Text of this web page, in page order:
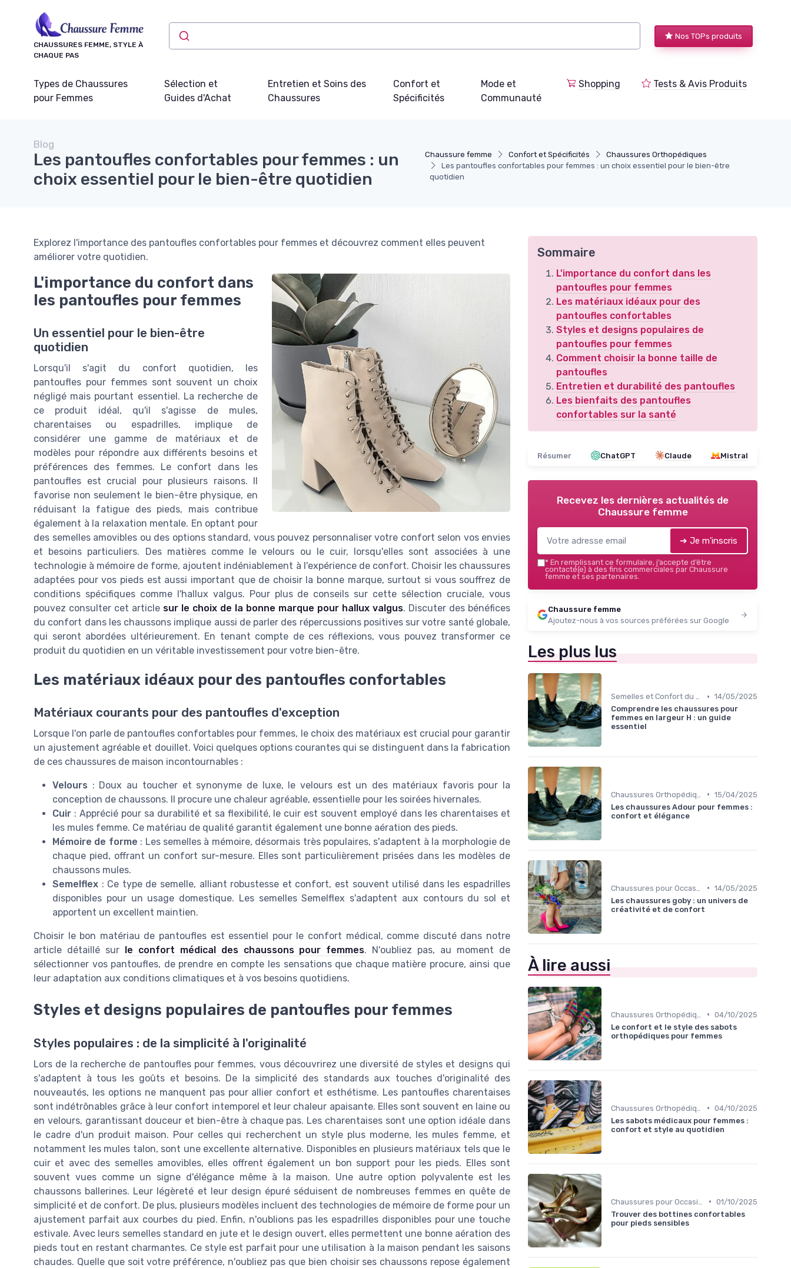
CHAUSSURES FEMME, STYLE À
CHAQUE PAS
Nos TOPs produits
Types de Chaussures
pour Femmes
Sélection et
Guides d'Achat
Entretien et Soins des
Chaussures
Confort et
Spécificités
Mode et
Communauté
Shopping Tests & Avis Produits
Chaussure femme Confort et Spécificités
Chaussures Orthopédiques
Les pantoufles confortables pour femmes : un choix essentiel pour le bien-être
quotidien
Blog
Les pantoufles confortables pour femmes : un
choix essentiel pour le bien-être quotidien
Explorez l'importance des pantoufles confortables pour femmes et découvrez comment elles peuvent
améliorer votre quotidien.
L'importance du confort dans
les pantoufles pour femmes
Un essentiel pour le bien-être
quotidien
Lorsqu'il s'agit du confort quotidien, les
pantoufles pour femmes sont souvent un choix
négligé mais pourtant essentiel. La recherche de
ce produit idéal, qu'il s'agisse de mules,
charentaises ou espadrilles, implique de
considérer une gamme de matériaux et de
modèles pour répondre aux différents besoins et
préférences des femmes. Le confort dans les
pantoufles est crucial pour plusieurs raisons. Il
favorise non seulement le bien-être physique, en
réduisant la fatigue des pieds, mais contribue
également à la relaxation mentale. En optant pour
des semelles amovibles ou des options standard, vous pouvez personnaliser votre confort selon vos envies
et besoins particuliers. Des matières comme le velours ou le cuir, lorsqu'elles sont associées à une
technologie à mémoire de forme, ajoutent indéniablement à l'expérience de confort. Choisir les chaussures
adaptées pour vos pieds est aussi important que de choisir la bonne marque, surtout si vous souffrez de
conditions spécifiques comme l'hallux valgus. Pour plus de conseils sur cette sélection cruciale, vous
pouvez consulter cet article sur le choix de la bonne marque pour hallux valgus. Discuter des bénéfices
du confort dans les chaussons implique aussi de parler des répercussions positives sur votre santé globale,
qui seront abordées ultérieurement. En tenant compte de ces réflexions, vous pouvez transformer ce
produit du quotidien en un véritable investissement pour votre bien-être.
Les matériaux idéaux pour des pantoufles confortables
Matériaux courants pour des pantoufles d'exception
Lorsque l'on parle de pantoufles confortables pour femmes, le choix des matériaux est crucial pour garantir
un ajustement agréable et douillet. Voici quelques options courantes qui se distinguent dans la fabrication
de ces chaussures de maison incontournables :
Velours : Doux au toucher et synonyme de luxe, le velours est un des matériaux favoris pour la
conception de chaussons. Il procure une chaleur agréable, essentielle pour les soirées hivernales.
Cuir : Apprécié pour sa durabilité et sa flexibilité, le cuir est souvent employé dans les charentaises et
les mules femme. Ce matériau de qualité garantit également une bonne aération des pieds.
Mémoire de forme : Les semelles à mémoire, désormais très populaires, s'adaptent à la morphologie de
chaque pied, offrant un confort sur-mesure. Elles sont particulièrement prisées dans les modèles de
chaussons mules.
Semelflex : Ce type de semelle, alliant robustesse et confort, est souvent utilisé dans les espadrilles
disponibles pour un usage domestique. Les semelles Semelflex s'adaptent aux contours du sol et
apportent un excellent maintien.
Choisir le bon matériau de pantoufles est essentiel pour le confort médical, comme discuté dans notre
article détaillé sur
le confort médical des chaussons pour femmes. N'oubliez pas, au moment de
sélectionner vos pantoufles, de prendre en compte les sensations que chaque matière procure, ainsi que
leur adaptation aux conditions climatiques et à vos besoins quotidiens.
Styles et designs populaires de pantoufles pour femmes
Styles populaires : de la simplicité à l'originalité
Lors de la recherche de pantoufles pour femmes, vous découvrirez une diversité de styles et designs qui
s'adaptent à tous les goûts et besoins. De la simplicité des standards aux touches d'originalité des
nouveautés, les options ne manquent pas pour allier confort et esthétisme. Les pantoufles charentaises
sont indétrônables grâce à leur confort intemporel et leur chaleur apaisante. Elles sont souvent en laine ou
en velours, garantissant douceur et bien-être à chaque pas. Les charentaises sont une option idéale dans
le cadre d'un produit maison. Pour celles qui recherchent un style plus moderne, les mules femme, et
notamment les mules talon, sont une excellente alternative. Disponibles en plusieurs matériaux tels que le
cuir et avec des semelles amovibles, elles offrent également un bon support pour les pieds. Elles sont
souvent vues comme un signe d'élégance même à la maison. Une autre option polyvalente est les
chaussons ballerines. Leur légèreté et leur design épuré séduisent de nombreuses femmes en quête de
simplicité et de confort. De plus, plusieurs modèles incluent des technologies de mémoire de forme pour un
ajustement parfait aux courbes du pied. Enfin, n'oublions pas les espadrilles disponibles pour une touche
estivale. Avec leurs semelles standard en jute et le design ouvert, elles permettent une bonne aération des
pieds tout en restant charmantes. Ce style est parfait pour une utilisation à la maison pendant les saisons
chaudes. Quelle que soit votre préférence, n'oubliez pas que bien choisir ses chaussons repose également
Sommaire
L'importance du confort dans les
pantoufles pour femmes
Les matériaux idéaux pour des
pantoufles confortables
Styles et designs populaires de
pantoufles pour femmes
Comment choisir la bonne taille de
pantoufles
Entretien et durabilité des pantoufles
Les bienfaits des pantoufles
confortables sur la santé
Résumer ChatGPT Claude Mistral
Recevez les dernières actualités de
Chaussure femme
➔ Je m'inscris
* En remplissant ce formulaire, j’accepte d’être
contacté(e) à des fins commerciales par Chaussure
femme et ses partenaires.
Chaussure femme
Ajoutez-nous à vos sources préférées sur Google
Les plus lus
Semelles et Confort du Pied • 14/05/2025
Comprendre les chaussures pour
femmes en largeur H : un guide
essentiel
• 15/04/2025
Les chaussures Adour pour femmes :
confort et élégance
• 14/05/2025
Les chaussures goby : un univers de
créativité et de confort
À lire aussi
• 04/10/2025
Le confort et le style des sabots
orthopédiques pour femmes
• 04/10/2025
Les sabots médicaux pour femmes :
confort et style au quotidien
• 01/10/2025
Trouver des bottines confortables
pour pieds sensibles